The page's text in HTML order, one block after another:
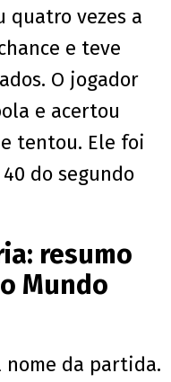
quatro vezes a
e teve
O jogador
e acertou
tentou. Ele foi
do segundo
resumo
Mundo
da partida.